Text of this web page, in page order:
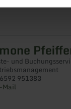
und
951383
Mail